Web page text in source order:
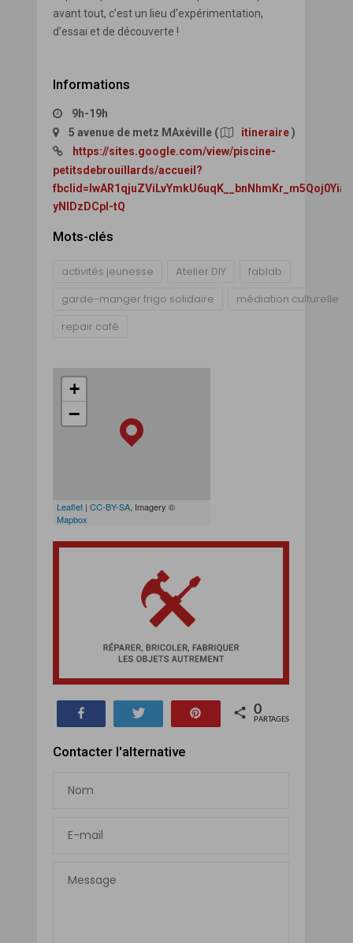
avant tout, c’est un lieu d’expérimentation,
d’essai et de découverte !
Informations
9h-19h
5 avenue de metz MAxéville( itineraire)
https://sites.google.com/view/piscine-
petitsdebrouillards/accueil?
yNIDzDCpI-tQ
Mots-clés
activités jeunesse Atelier DIY
fablab
garde-manger frigo solidaire
médiation culturelle
repair café
+
−
Leaflet| CC-BY-SA, Imagery ©
Mapbox
Partagez Tweetez Épinglez 0
PARTAGES
Contacter l'alternative